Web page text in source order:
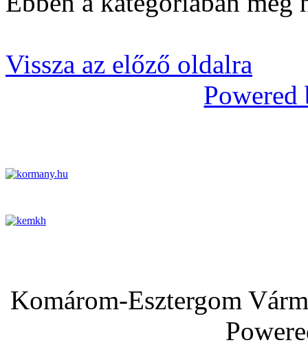
Vissza az előző oldalra
Komárom-Esztergom